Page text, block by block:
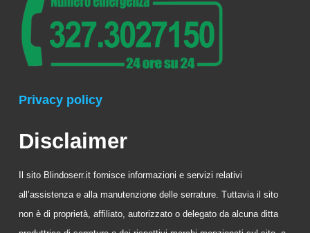
Privacy policy
Disclaimer
Il sito Blindoserr.it fornisce informazioni e servizi relativi
all’assistenza e alla manutenzione delle serrature. Tuttavia il sito
non è di proprietà, affiliato, autorizzato o delegato da alcuna ditta